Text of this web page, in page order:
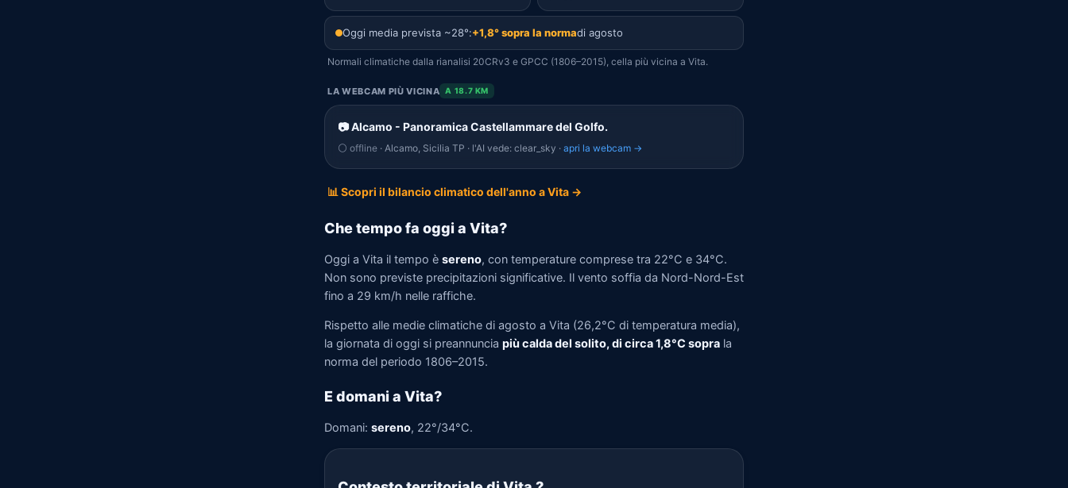
Oggi media prevista ~28°:+1,8° sopra la normadi agosto
Normali climatiche dalla rianalisi 20CRv3 e GPCC (1806–2015), cella più vicina a Vita.
LA WEBCAM PIÙ VICINA A 18.7 KM
📷 Alcamo - Panoramica Castellammare del Golfo.
⚪ offline · Alcamo, Sicilia TP · l'AI vede: clear_sky · apri la webcam →
📊 Scopri il bilancio climatico dell'anno a Vita →
Che tempo fa oggi a Vita?
Oggi a Vita il tempo è sereno, con temperature comprese tra 22°C e 34°C.
Non sono previste precipitazioni significative. Il vento soffia da Nord-Nord-Est
fino a 29 km/h nelle raffiche.
Rispetto alle medie climatiche di agosto a Vita (26,2°C di temperatura media),
la giornata di oggi si preannuncia più calda del solito, di circa 1,8°C sopra la
norma del periodo 1806–2015.
E domani a Vita?
Domani: sereno, 22°/34°C.